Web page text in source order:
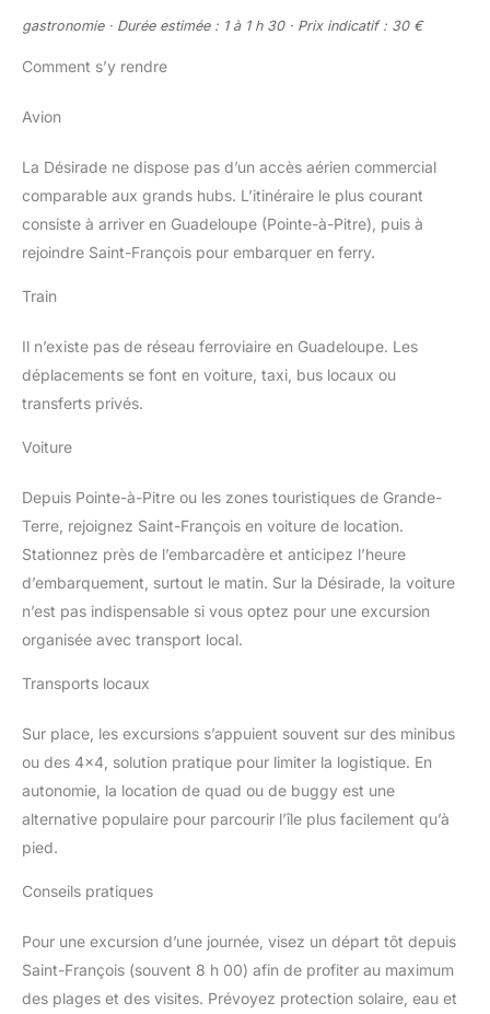
gastronomie · Durée estimée : 1 à 1 h 30 · Prix indicatif : 30 €
Comment s’y rendre
Avion
La Désirade ne dispose pas d’un accès aérien commercial
comparable aux grands hubs. L’itinéraire le plus courant
consiste à arriver en Guadeloupe (Pointe-à-Pitre), puis à
rejoindre Saint-François pour embarquer en ferry.
Train
Il n’existe pas de réseau ferroviaire en Guadeloupe. Les
déplacements se font en voiture, taxi, bus locaux ou
transferts privés.
Voiture
Depuis Pointe-à-Pitre ou les zones touristiques de Grande-
Terre, rejoignez Saint-François en voiture de location.
Stationnez près de l’embarcadère et anticipez l’heure
d’embarquement, surtout le matin. Sur la Désirade, la voiture
n’est pas indispensable si vous optez pour une excursion
organisée avec transport local.
Transports locaux
Sur place, les excursions s’appuient souvent sur des minibus
ou des 4×4, solution pratique pour limiter la logistique. En
autonomie, la location de quad ou de buggy est une
alternative populaire pour parcourir l’île plus facilement qu’à
pied.
Conseils pratiques
Pour une excursion d’une journée, visez un départ tôt depuis
Saint-François (souvent 8 h 00) afin de profiter au maximum
des plages et des visites. Prévoyez protection solaire, eau et